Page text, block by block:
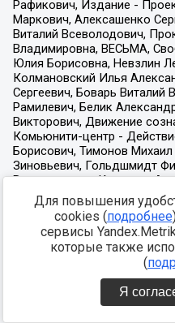
Для повышения
cookies (подробнее
сервисы
которые также
(
Я